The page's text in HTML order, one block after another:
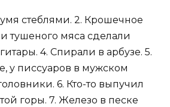
стеблями. 2. Крошечное
тушеного мяса сделали
4. Спирали в арбузе. 5.
у писсуаров в мужском
6. Кто-то выпучил
горы. 7. Железо в песке